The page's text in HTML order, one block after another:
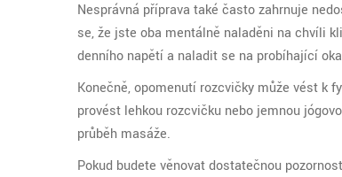
Nesprávná příprava také často zahrnuje
se, že jste oba mentálně naladěni na chvíli
denního napětí a naladit se na probíhající
Konečně, opomenutí rozcvičky může vést k
provést lehkou rozcvičku nebo jemnou
průběh masáže.
Pokud budete věnovat dostatečnou